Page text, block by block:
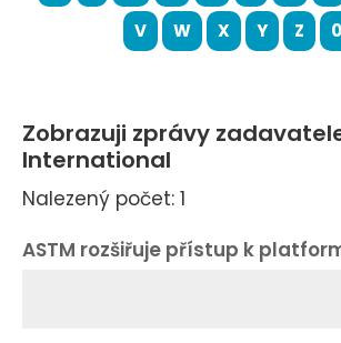
V
W X Y Z
Zobrazuji zprávy
International
Nalezený počet: 1
ASTM rozšiřuje přístup k